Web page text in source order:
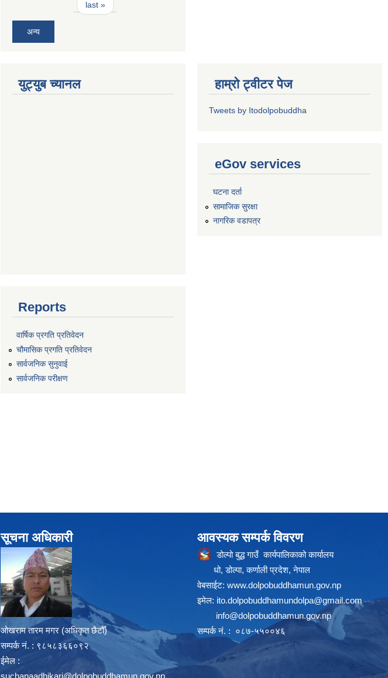
last »
अन्य
युट्युब च्यानल
Reports
वार्षिक प्रगति प्रतिवेदन
चौमासिक प्रगति प्रतिवेदन
सार्वजनिक सुनुवाई
सार्वजनिक परीक्षण
हाम्रो ट्वीटर पेज
Tweets by Itodolpobuddha
eGov services
घटना दर्ता
सामाजिक सुरक्षा
नागरिक वडापत्र
सूचना अधिकारी
ओखराम तारम मगर (अधिकृत छैटौँ)
सम्पर्क न‌ं. : ९८५८३६६०९२
ईमेल :
suchanaadhikari@dolpobuddhamun.gov.np
आवस्यक सम्पर्क विवरण
डोल्पो बुद्ध गाउँ कार्यपालिकाको कार्यालय
धो, डोल्पा, कर्णाली प्रदेश, नेपाल
वेबसाईट: www.dolpobuddhamun.gov.np
इमेल: ito.dolpobuddhamundolpa@gmail.com
info@dolpobuddhamun.gov.np
सम्पर्क नं. : ०८७-५५००४६